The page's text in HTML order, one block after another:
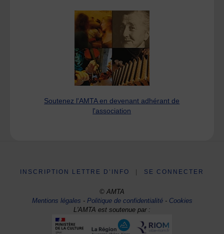
Soutenez l'AMTA en devenant adhérant de
l'association
INSCRIPTION LETTRE D’INFO SE CONNECTER
© AMTA
Mentions légales -Politique de confidentialité- Cookies
L'AMTA est soutenue par :